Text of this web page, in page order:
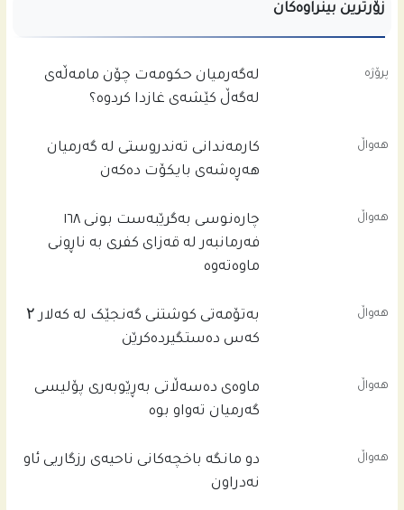
زۆرترین بینراوەکان
پرۆژە
له‌گه‌رمیان حكومه‌ت چۆن مامه‌ڵه‌ى
له‌گه‌ڵ كێشه‌ى غازدا كردوه‌؟
هەواڵ
کارمەندانی تەندروستی لە گەرمیان
هەڕەشەی بایکۆت دەکەن
هەواڵ
چاره‌نوسى به‌گرێبه‌ست بونى ١٦٨
فه‌رمانبه‌ر له‌ قه‌زاى كفرى به‌ ناڕونى
ماوه‌ته‌وه‌
هەواڵ
بەتۆمەتی کوشتنی گەنجێک لە کەلار ۲
کەس دەستگیردەکرێن
هەواڵ
ماوەی دەسەڵاتی بەڕێوبەری پۆلیسی
گەرمیان تەواو بوە
هەواڵ
دو مانگە باخچەکانی ناحیەی رزگاریی ئاو
نەدراون